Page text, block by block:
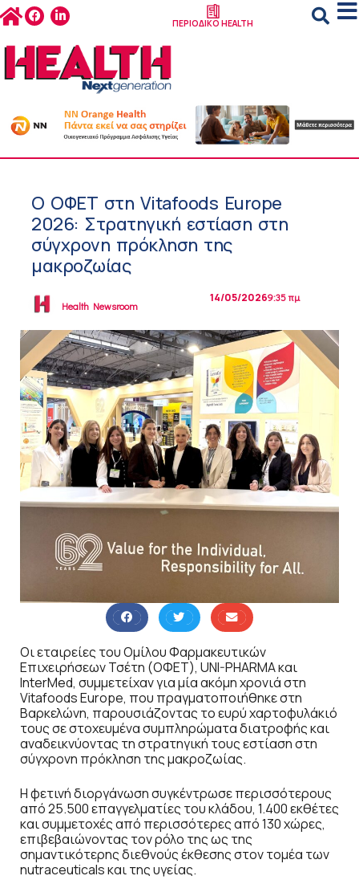
ΠΕΡΙΟΔΙΚΟ HEALTH
Ο ΟΦΕΤ στη Vitafoods Europe
2026: Στρατηγική εστίαση στη
σύγχρονη πρόκληση της
μακροζωίας
Health Newsroom
14/05/20269:35 πμ
Οι εταιρείες του Ομίλου Φαρμακευτικών
Επιχειρήσεων Τσέτη (ΟΦΕΤ), UNI-PHARMA και
InterMed, συμμετείχαν για μία ακόμη χρονιά στη
Vitafoods Europe, που πραγματοποιήθηκε στη
Βαρκελώνη, παρουσιάζοντας το ευρύ χαρτοφυλάκιό
τους σε στοχευμένα συμπληρώματα διατροφής και
αναδεικνύοντας τη στρατηγική τους εστίαση στη
σύγχρονη πρόκληση της μακροζωίας.
Η φετινή διοργάνωση συγκέντρωσε περισσότερους
από 25.500 επαγγελματίες του κλάδου, 1.400 εκθέτες
και συμμετοχές από περισσότερες από 130 χώρες,
επιβεβαιώνοντας τον ρόλο της ως της
σημαντικότερης διεθνούς έκθεσης στον τομέα των
nutraceuticals και της υγείας.